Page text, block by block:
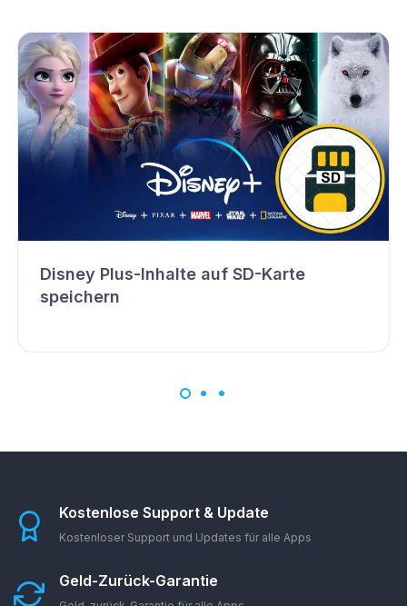
Disney Plus-Inhalte auf SD-Karte
speichern
Kostenlose Support & Update
Kostenloser Support und Updates für alle Apps
Geld-Zurück-Garantie